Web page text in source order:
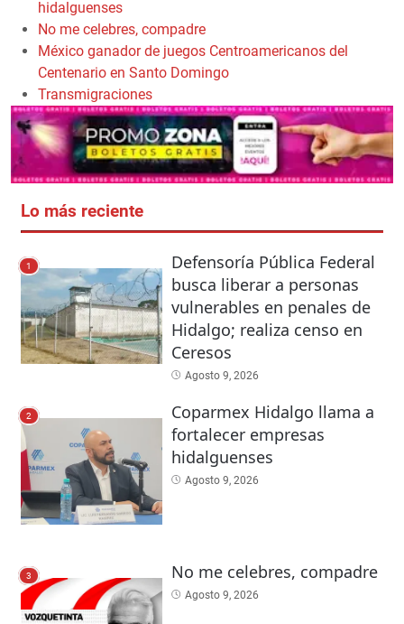
hidalguenses
No me celebres, compadre
México ganador de juegos Centroamericanos del
Centenario en Santo Domingo
Transmigraciones
Lo más reciente
1
Defensoría Pública Federal
busca liberar a personas
vulnerables en penales de
Hidalgo; realiza censo en
Ceresos
Agosto 9, 2026
2
Coparmex Hidalgo llama a
fortalecer empresas
hidalguenses
Agosto 9, 2026
3 No me celebres, compadre
Agosto 9, 2026